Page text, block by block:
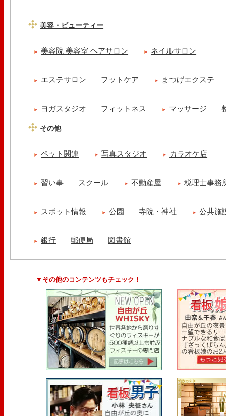
美容・ビューティー
美容院 美容室 ヘアサロン ネイルサロン
エステサロン フットケア まつげエクステ
ヨガスタジオ フィットネス マッサージ
その他
ペット関連 写真スタジオ カラオケ店
習い事 スクール 不動産屋 税理士事務
スポット情報 公園 寺院・神社 公共施
銀行 郵便局 図書館
▼その他のコンテンツもチェック！